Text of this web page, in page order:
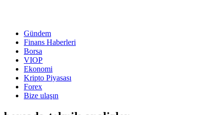
Gündem
Finans Haberleri
Borsa
VIOP
Ekonomi
Kripto Piyasası
Forex
Bize ulaşın